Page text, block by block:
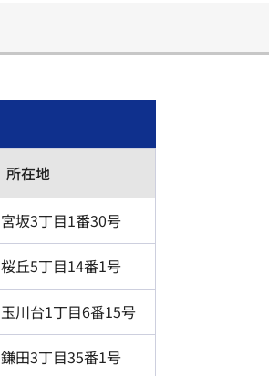
所在地
宮坂3丁目1番30号
桜丘5丁目14番1号
玉川台1丁目6番15号
鎌田3丁目35番1号